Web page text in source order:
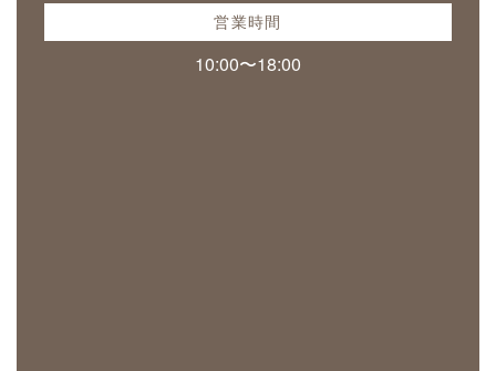
営業時間
10:00〜18:00